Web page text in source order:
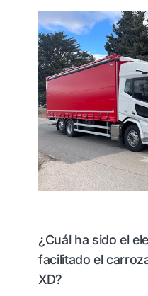
¿Cuál ha sido el
facilitado el
XD?